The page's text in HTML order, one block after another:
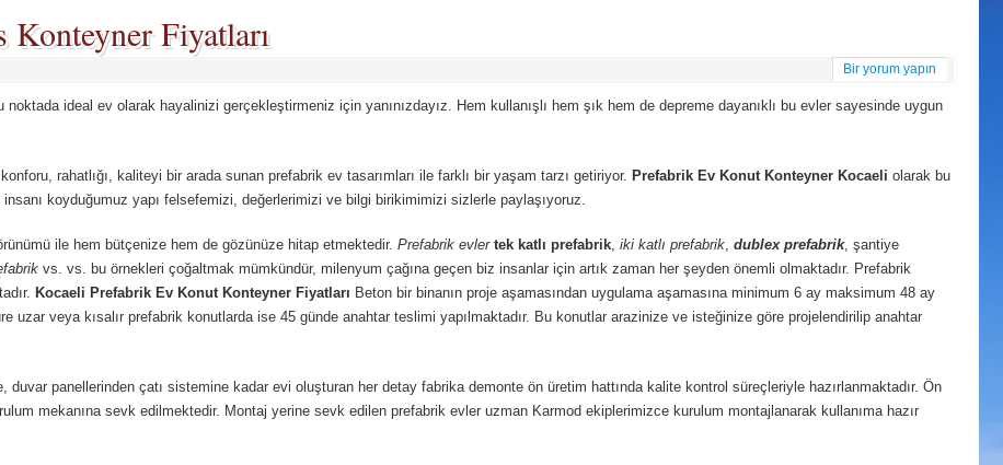
Fiyatları
Bir yorum yapın
ideal ev olarak hayalinizi gerçekleştirmeniz için yanınızdayız. Hem kullanışlı hem şık hem de depreme dayanıklı bu evler sayesinde uygun
rahatlığı, kaliteyi bir arada sunan prefabrik ev tasarımları ile farklı bir yaşam tarzı getiriyor. Prefabrik Ev Konut Konteyner Kocaeli olarak bu
koyduğumuz yapı felsefemizi, değerlerimizi ve bilgi birikimimizi sizlerle paylaşıyoruz.
ile hem bütçenize hem de gözünüze hitap etmektedir. Prefabrik evler tek katlı prefabrik, iki katlı prefabrik, dublex prefabrik, şantiye
vs. vs. bu örnekleri çoğaltmak mümkündür, milenyum çağına geçen biz insanlar için artık zaman her şeyden önemli olmaktadır. Prefabrik
Kocaeli Prefabrik Ev Konut Konteyner Fiyatları Beton bir binanın proje aşamasından uygulama aşamasına minimum 6 ay maksimum 48 ay
veya kısalır prefabrik konutlarda ise 45 günde anahtar teslimi yapılmaktadır. Bu konutlar arazinize ve isteğinize göre projelendirilip anahtar
duvar panellerinden çatı sistemine kadar evi oluşturan her detay fabrika demonte ön üretim hattında kalite kontrol süreçleriyle hazırlanmaktadır. Ön
mekanına sevk edilmektedir. Montaj yerine sevk edilen prefabrik evler uzman Karmod ekiplerimizce kurulum montajlanarak kullanıma hazır